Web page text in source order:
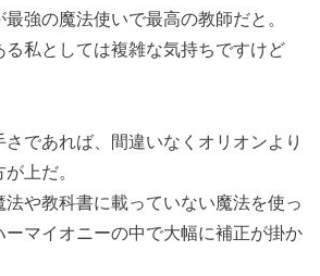
強の魔法使いで最高の教師だと。
私としては複雑な気持ちですけど
であれば、間違いなくオリオンより
上だ。
や教科書に載っていない魔法を使っ
ーマイオニーの中で大幅に補正が掛か